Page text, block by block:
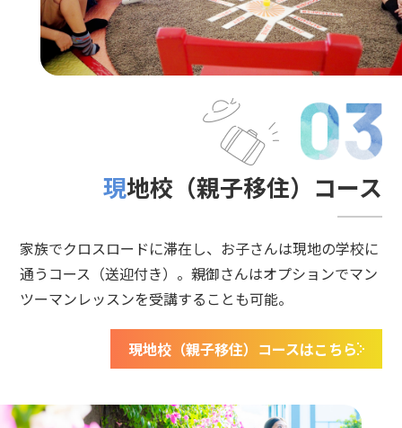
現地校（親子移住）コース
家族でクロスロードに滞在し、お子さんは現地の学校に
通うコース（送迎付き）。親御さんはオプションでマン
ツーマンレッスンを受講することも可能。
現地校（親子移住）コースはこちら